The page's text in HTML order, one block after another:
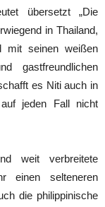
übersetzt „Die
in Thailand,
mit seinen weißen
gastfreundlichen
es Niti auch in
jeden Fall nicht
weit verbreitete
einen selteneren
die philippinische